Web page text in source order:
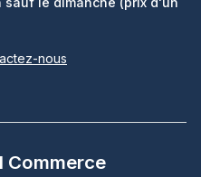
nous
Commerce